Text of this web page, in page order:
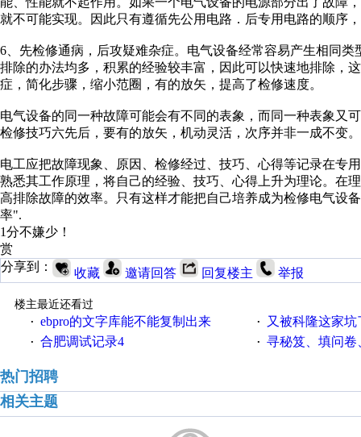
就不可能实现。因此只有遵循先公用电路．后专用电路的顺序
6、先检修通病，后攻疑难杂症。电气设备经常容易产生相同
排除的办法均多，积累的经验较丰富，因此可以快速地排除，
症，简化步骤，缩小范圈，有的放矢，提高了检修速度。
电气设备的同一种故障可能会有不同的表象，而同一种表象又
检修技巧六先后，要有的放矢，机动灵活，次序并非一成不变
电工应把故障现象、原因、检修经过、技巧、心得等记录在专
熟悉其工作原理，将自己的经验、技巧、心得上升为理论。在
高排除故障的效率。只有这样才能把自己培养成为检修电气设
率".
1分不嫌少！
赏
分享到：
收藏 邀请回答 回复楼主 举报
楼主最近还看过
· ebpro的文字库能不能复制出来 · 又被科隆这家坑
· 合肥调试记录4 · 寻秘笈、填问卷
热门招聘
相关主题